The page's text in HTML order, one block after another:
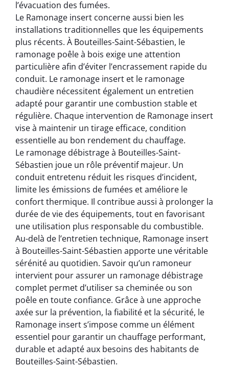
l’évacuation des fumées.
Le Ramonage insert concerne aussi bien les
installations traditionnelles que les équipements
plus récents. À Bouteilles-Saint-Sébastien, le
ramonage poêle à bois exige une attention
particulière afin d’éviter l’encrassement rapide du
conduit. Le ramonage insert et le ramonage
chaudière nécessitent également un entretien
adapté pour garantir une combustion stable et
régulière. Chaque intervention de Ramonage insert
vise à maintenir un tirage efficace, condition
essentielle au bon rendement du chauffage.
Le ramonage débistrage à Bouteilles-Saint-
Sébastien joue un rôle préventif majeur. Un
conduit entretenu réduit les risques d’incident,
limite les émissions de fumées et améliore le
confort thermique. Il contribue aussi à prolonger la
durée de vie des équipements, tout en favorisant
une utilisation plus responsable du combustible.
Au-delà de l’entretien technique, Ramonage insert
à Bouteilles-Saint-Sébastien apporte une véritable
sérénité au quotidien. Savoir qu’un ramoneur
intervient pour assurer un ramonage débistrage
complet permet d’utiliser sa cheminée ou son
poêle en toute confiance. Grâce à une approche
axée sur la prévention, la fiabilité et la sécurité, le
Ramonage insert s’impose comme un élément
essentiel pour garantir un chauffage performant,
durable et adapté aux besoins des habitants de
Bouteilles-Saint-Sébastien.